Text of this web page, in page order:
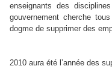
enseignants des
gouvernement cherche
dogme de supprimer des
2010 aura été l’année des